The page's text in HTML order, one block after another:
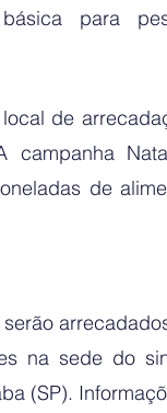
para
de
campanha
de
na sede do
(SP).